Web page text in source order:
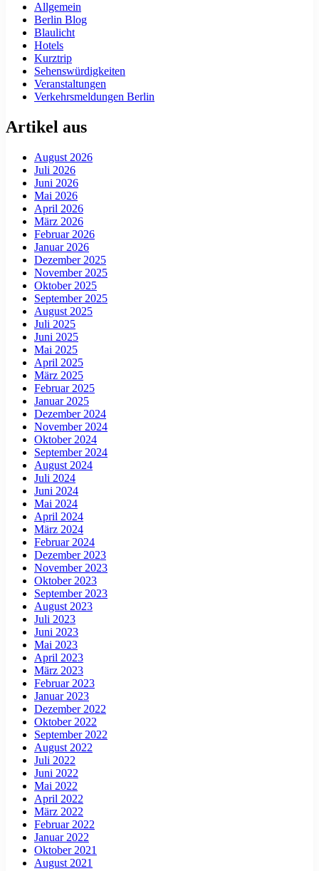
Allgemein
Berlin Blog
Blaulicht
Hotels
Kurztrip
Sehenswürdigkeiten
Veranstaltungen
Verkehrsmeldungen Berlin
Artikel aus
August 2026
Juli 2026
Juni 2026
Mai 2026
April 2026
März 2026
Februar 2026
Januar 2026
Dezember 2025
November 2025
Oktober 2025
September 2025
August 2025
Juli 2025
Juni 2025
Mai 2025
April 2025
März 2025
Februar 2025
Januar 2025
Dezember 2024
November 2024
Oktober 2024
September 2024
August 2024
Juli 2024
Juni 2024
Mai 2024
April 2024
März 2024
Februar 2024
Dezember 2023
November 2023
Oktober 2023
September 2023
August 2023
Juli 2023
Juni 2023
Mai 2023
April 2023
März 2023
Februar 2023
Januar 2023
Dezember 2022
Oktober 2022
September 2022
August 2022
Juli 2022
Juni 2022
Mai 2022
April 2022
März 2022
Februar 2022
Januar 2022
Oktober 2021
August 2021